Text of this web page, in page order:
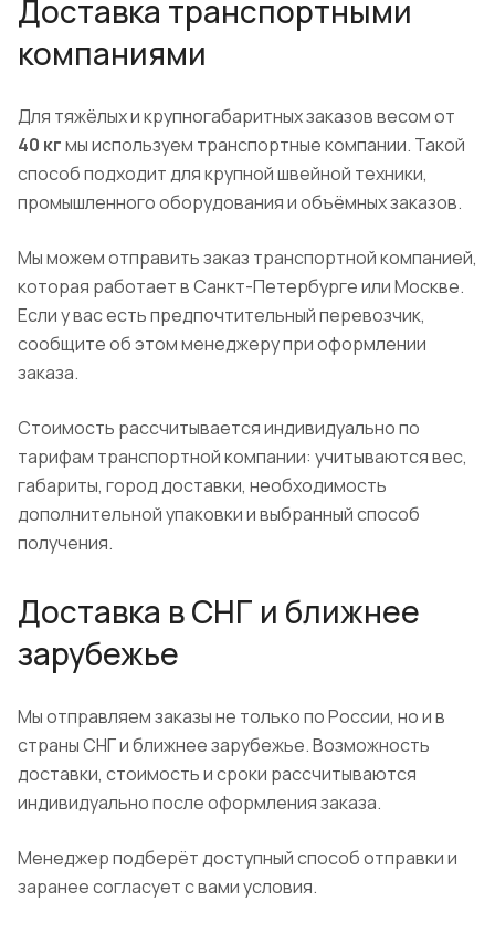
Доставка транспортными
компаниями
Для тяжёлых и крупногабаритных заказов весом от
40 кгмы используем транспортные компании. Такой
способ подходит для крупной швейной техники,
промышленного оборудования и объёмных заказов.
Мы можем отправить заказ транспортной компанией,
которая работает в Санкт-Петербурге или Москве.
Если у вас есть предпочтительный перевозчик,
сообщите об этом менеджеру при оформлении
заказа.
Стоимость рассчитывается индивидуально по
тарифам транспортной компании: учитываются вес,
габариты, город доставки, необходимость
дополнительной упаковки и выбранный способ
получения.
Доставка в СНГ и ближнее
зарубежье
Мы отправляем заказы не только по России, но и в
страны СНГ и ближнее зарубежье. Возможность
доставки, стоимость и сроки рассчитываются
индивидуально после оформления заказа.
Менеджер подберёт доступный способ отправки и
заранее согласует с вами условия.